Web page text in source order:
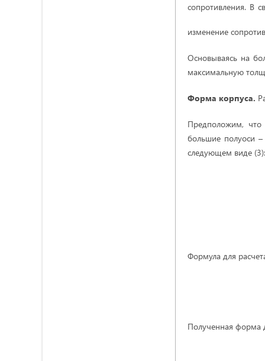
сопротивления. В
изменение
Основываясь на
максимальную
Форма корпуса.
Предположим,
большие полуоси
следующем виде (3):
Формула для
Полученная форма